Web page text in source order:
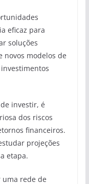
eficaz para
soluções
novos modelos de
investir, é
dos riscos
financeiros.
projeções
etapa.
uma rede de